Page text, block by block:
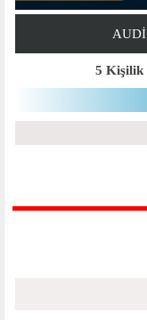
5 Kişilik